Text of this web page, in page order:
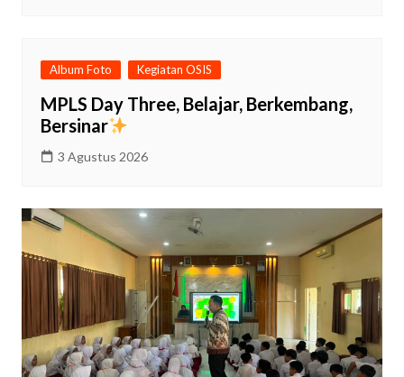
Album Foto Kegiatan OSIS
MPLS Day Three, Belajar, Berkembang,
Bersinar
3 Agustus 2026